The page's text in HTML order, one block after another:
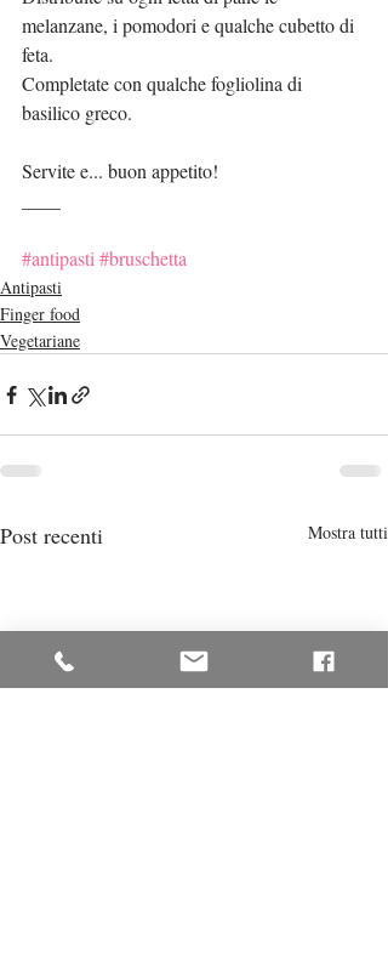
melanzane, i pomodori e qualche cubetto di
feta.
Completate con qualche fogliolina di
basilico greco.
Servite e... buon appetito!
#antipasti #bruschetta
Antipasti
Finger food
Vegetariane
Post recenti Mostra tutti